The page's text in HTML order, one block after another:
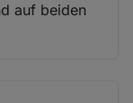
auf beiden